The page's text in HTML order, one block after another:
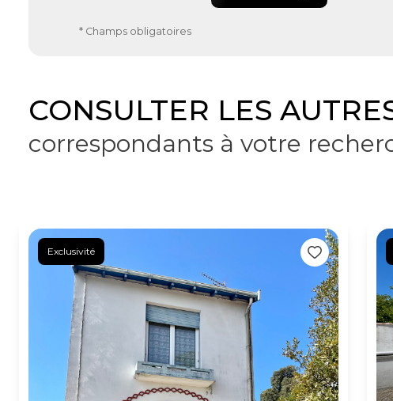
* Champs obligatoires
CONSULTER LES
correspondants à votre
Exclusivité